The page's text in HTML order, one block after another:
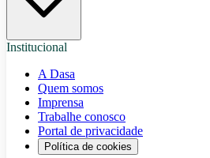
Institucional
A Dasa
Quem somos
Imprensa
Trabalhe conosco
Portal de privacidade
Política de cookies